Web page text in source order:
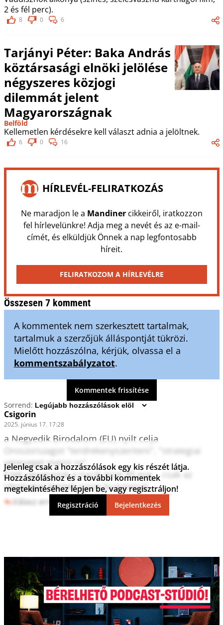
2 és fél perc).
8 0 6
Tarjányi Péter: Baka András
köztársasági elnöki jelölése
négyszeres közjogi
dilemmát jelent
Magyarországnak
Belföld
Kellemetlen kérdésekre kell választ adnia a jelöltnek.
6 0 16
HÍRLEVÉL-FELIRATKOZÁS
Ne maradjon le a Mandinercikkeiről, iratkozzon
fel hírlevelünkre! Adja meg a nevét és az e-mail-
címét, és elküldjük Önnek a nap legfontosabb
híreit.
FELIRATKOZOM A HÍRLEVÉLRE
Összesen 7 komment
A kommentek nem szerkesztett tartalmak,
tartalmuk a szerzőjük álláspontját tükrözi.
Mielőtt hozzászólna, kérjük, olvassa el a
kommentszabályzatot.
Kommentek frissítése
Sorrend:
Csigorin
2025. június 17. 17:28
a Negyedik Birodalom (EU) nyilt celja
Oroszorszagot "terdrekenyszeriteni", "strategiai
vereseget merni ra".
Ezek ugyanazok a nacik mint 85 eve... csak az
ideologiat kentek ossze buzulassal
Válasz erre 1 0
Jelenleg csak a hozzászólások egy kis részét látja.
Hozzászóláshoz és a további kommentek
megtekintéséhez lépjen be, vagy regisztráljon!
Regisztráció Bejelentkezés